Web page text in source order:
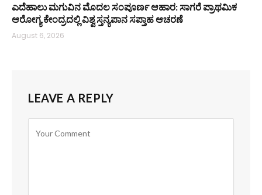
ಎದೆಹಾಲು ಮಗುವಿನ ಮೊದಲ ಸಂಪೂರ್ಣ ಆಹಾರ: ಸಾಗರೆ ಪ್ರಾಥಮಿಕ
ಆರೋಗ್ಯ ಕೇಂದ್ರದಲ್ಲಿ ವಿಶ್ವ ಸ್ತನ್ಯಪಾನ ಸಪ್ತಾಹ ಆಚರಣೆ
August 6, 2026
LEAVE A REPLY